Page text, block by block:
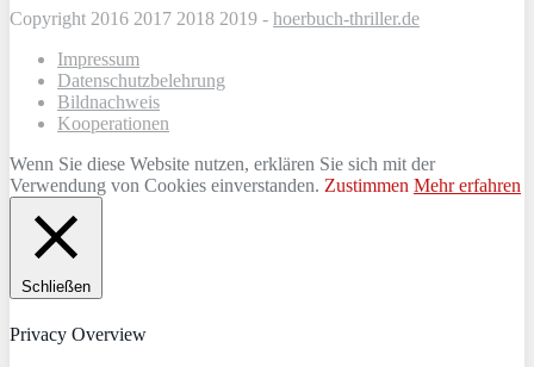
Copyright 2016 2017 2018 2019 - hoerbuch-thriller.de
Impressum
Datenschutzbelehrung
Bildnachweis
Kooperationen
Wenn Sie diese Website nutzen, erklären Sie sich mit der
Verwendung von Cookies einverstanden. Zustimmen Mehr erfahren
Schließen
Privacy Overview